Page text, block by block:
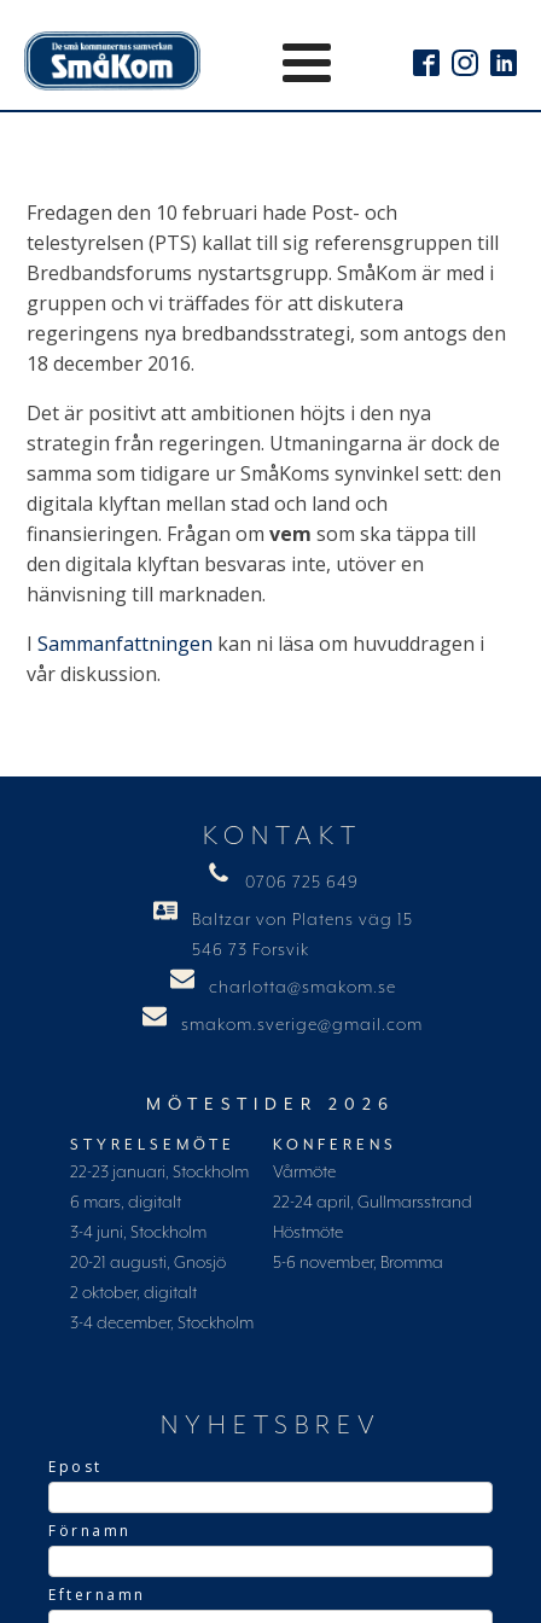
Fredagen den 10 februari hade Post- och
telestyrelsen (PTS) kallat till sig referensgruppen till
Bredbandsforums nystartsgrupp. SmåKom är med i
gruppen och vi träffades för att diskutera
regeringens nya bredbandsstrategi, som antogs den
18 december 2016.
Det är positivt att ambitionen höjts i den nya
strategin från regeringen. Utmaningarna är dock de
samma som tidigare ur SmåKoms synvinkel sett: den
digitala klyftan mellan stad och land och
finansieringen. Frågan omvem som ska täppa till
den digitala klyftan besvaras inte, utöver en
hänvisning till marknaden.
ISammanfattningen kan ni läsa om huvuddragen i
vår diskussion.
KONTAKT
0706 725 649
Baltzar von Platens väg 15
546 73 Forsvik
charlotta@smakom.se
smakom.sverige@gmail.com
MÖTESTIDER 2026
STYRELSEMÖTE
22-23 januari, Stockholm
6 mars, digitalt
3-4 juni, Stockholm
20-21 augusti, Gnosjö
2 oktober, digitalt
3-4 december, Stockholm
KONFERENS
Vårmöte
22-24 april, Gullmarsstrand
Höstmöte
5-6 november, Bromma
NYHETSBREV
Epost
Förnamn
Efternamn